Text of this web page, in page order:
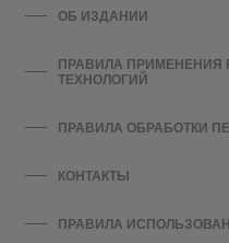
ОБ ИЗДАНИИ
ПРАВИЛА ПРИМЕНЕНИЯ
ТЕХНОЛОГИЙ
ПРАВИЛА ОБРАБОТКИ
КОНТАКТЫ
ПРАВИЛА